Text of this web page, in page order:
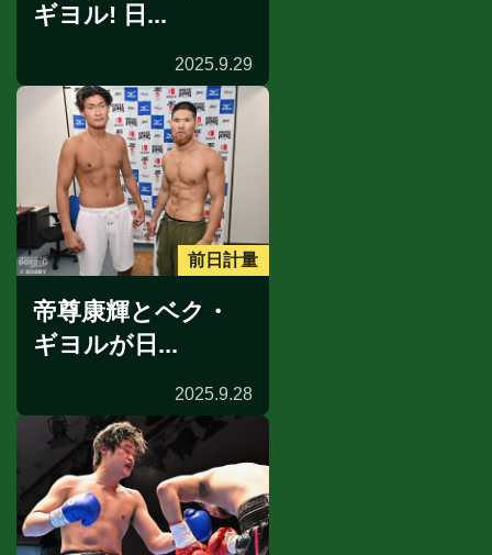
ギヨル! 日...
2025.9.29
前日計量
帝尊康輝とベク・
ギヨルが日...
2025.9.28